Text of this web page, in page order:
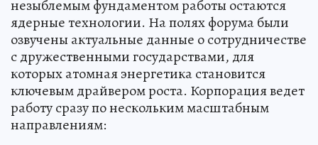
незыблемым фундаментом работы остаются
ядерные технологии. На полях форума были
озвучены актуальные данные о сотрудничестве
с дружественными государствами, для
которых атомная энергетика становится
ключевым драйвером роста. Корпорация ведет
работу сразу по нескольким масштабным
направлениям: